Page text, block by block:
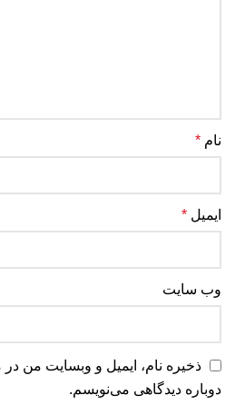
نام *
ایمیل *
وب‌ سایت
ذخیره نام، ایمیل و وبسایت من
دوباره دیدگاهی می‌نویسم.